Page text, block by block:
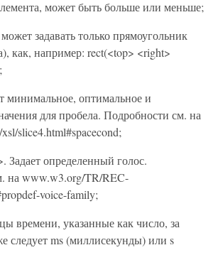
может быть больше или меньше;
задавать только прямоугольник
как, например: rect(<top> <right>
минимальное, оптимальное и
для пробела. Подробности см. на
slice4.html#spacecond;
Задает определенный голос.
на www.w3.org/TR/REC-
voice-family;
времени, указанные как число, за
следует ms (миллисекунды) или s